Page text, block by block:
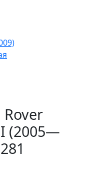
I (2005—